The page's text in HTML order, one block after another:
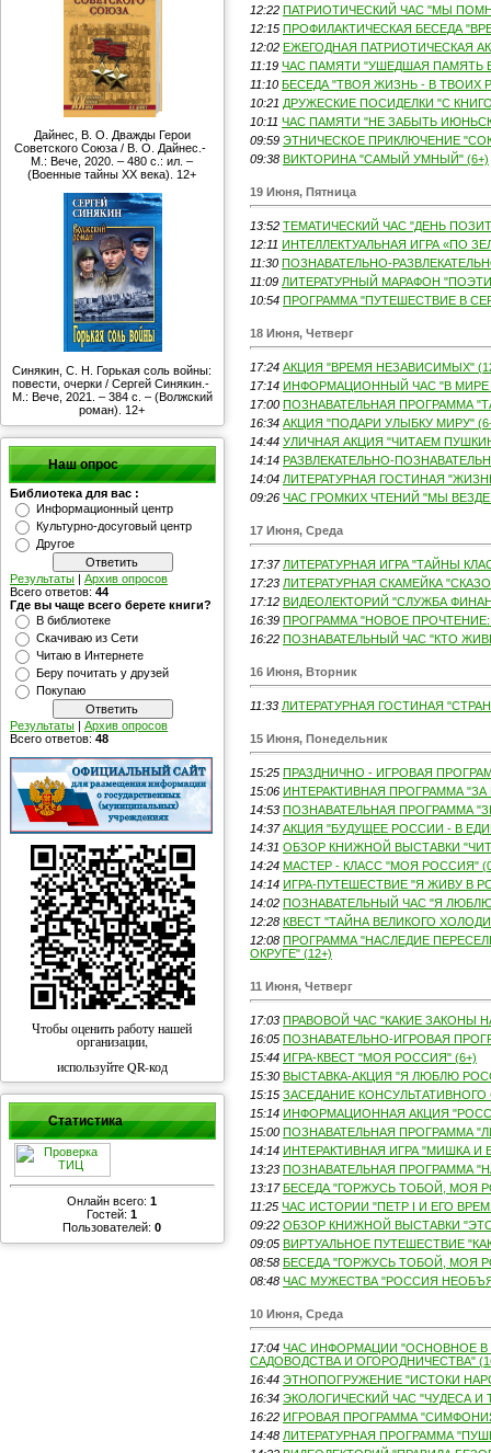
Дайнес, В. О. Дважды Герои
Советского Союза / В. О. Дайнес.-
М.: Вече, 2020. – 480 с.: ил. –
(Военные тайны ХХ века). 12+
Синякин, С. Н. Горькая соль войны:
повести, очерки / Сергей Синякин.-
М.: Вече, 2021. – 384 с. – (Волжский
роман). 12+
Наш опрос
Библиотека для вас :
Информационный центр
Культурно-досуговый центр
Другое
Результаты | Архив опросов
Всего ответов: 44
Где вы чаще всего берете книги?
В библиотеке
Скачиваю из Сети
Читаю в Интернете
Беру почитать у друзей
Покупаю
Результаты | Архив опросов
Всего ответов: 48
Чтобы оценить работу нашей
организации,
используйте QR-код
Статистика
Онлайн всего:1
Гостей:1
Пользователей:0
12:22 ПАТРИОТИЧЕСКИЙ ЧАС "МЫ
12:15 ПРОФИЛАКТИЧЕСКАЯ БЕСЕДА
12:02 ЕЖЕГОДНАЯ ПАТРИОТИЧЕСКАЯ
11:19 ЧАС ПАМЯТИ "УШЕДШАЯ ПАМЯТЬ
11:10 БЕСЕДА "ТВОЯ ЖИЗНЬ - В ТВОИХ
10:21 ДРУЖЕСКИЕ ПОСИДЕЛКИ "С
10:11 ЧАС ПАМЯТИ "НЕ ЗАБЫТЬ
09:59 ЭТНИЧЕСКОЕ ПРИКЛЮЧЕНИЕ
09:38 ВИКТОРИНА "САМЫЙ УМНЫЙ" (6+)
19 Июня, Пятница
13:52 ТЕМАТИЧЕСКИЙ ЧАС "ДЕНЬ
12:11 ИНТЕЛЛЕКТУАЛЬНАЯ ИГРА «ПО
11:30 ПОЗНАВАТЕЛЬНО-
11:09 ЛИТЕРАТУРНЫЙ МАРАФОН
10:54 ПРОГРАММА "ПУТЕШЕСТВИЕ В
18 Июня, Четверг
17:24 АКЦИЯ "ВРЕМЯ НЕЗАВИСИМЫХ"
17:14 ИНФОРМАЦИОННЫЙ ЧАС "В МИРЕ
17:00 ПОЗНАВАТЕЛЬНАЯ ПРОГРАММА
16:34 АКЦИЯ "ПОДАРИ УЛЫБКУ МИРУ"
14:44 УЛИЧНАЯ АКЦИЯ "ЧИТАЕМ
14:14 РАЗВЛЕКАТЕЛЬНО-
14:04 ЛИТЕРАТУРНАЯ ГОСТИНАЯ
09:26 ЧАС ГРОМКИХ ЧТЕНИЙ "МЫ
17 Июня, Среда
17:37 ЛИТЕРАТУРНАЯ ИГРА "ТАЙНЫ
17:23 ЛИТЕРАТУРНАЯ СКАМЕЙКА
17:12 ВИДЕОЛЕКТОРИЙ "СЛУЖБА
16:39 ПРОГРАММА "НОВОЕ ПРОЧТЕНИЕ:
16:22 ПОЗНАВАТЕЛЬНЫЙ ЧАС "КТО
16 Июня, Вторник
11:33 ЛИТЕРАТУРНАЯ ГОСТИНАЯ
15 Июня, Понедельник
15:25 ПРАЗДНИЧНО - ИГРОВАЯ
15:06 ИНТЕРАКТИВНАЯ ПРОГРАММА "ЗА
14:53 ПОЗНАВАТЕЛЬНАЯ ПРОГРАММА
14:37 АКЦИЯ "БУДУЩЕЕ РОССИИ - В
14:31 ОБЗОР КНИЖНОЙ ВЫСТАВКИ
14:24 МАСТЕР - КЛАСС "МОЯ РОССИЯ"
14:14 ИГРА-ПУТЕШЕСТВИЕ "Я ЖИВУ В
14:02 ПОЗНАВАТЕЛЬНЫЙ ЧАС "Я
12:28 КВЕСТ "ТАЙНА ВЕЛИКОГО
12:08 ПРОГРАММА "НАСЛЕДИЕ
ОКРУГЕ" (12+)
11 Июня, Четверг
17:03 ПРАВОВОЙ ЧАС "КАКИЕ ЗАКОНЫ
16:05 ПОЗНАВАТЕЛЬНО-ИГРОВАЯ
15:44 ИГРА-КВЕСТ "МОЯ РОССИЯ" (6+)
15:30 ВЫСТАВКА-АКЦИЯ "Я ЛЮБЛЮ
15:15 ЗАСЕДАНИЕ
15:14 ИНФОРМАЦИОННАЯ АКЦИЯ
15:00 ПОЗНАВАТЕЛЬНАЯ ПРОГРАММА
14:14 ИНТЕРАКТИВНАЯ ИГРА "МИШКА И
13:23 ПОЗНАВАТЕЛЬНАЯ ПРОГРАММА
13:17 БЕСЕДА "ГОРЖУСЬ ТОБОЙ, МОЯ
11:25 ЧАС ИСТОРИИ "ПЕТР I И ЕГО
09:22 ОБЗОР КНИЖНОЙ ВЫСТАВКИ
09:05 ВИРТУАЛЬНОЕ ПУТЕШЕСТВИЕ
08:58 БЕСЕДА "ГОРЖУСЬ ТОБОЙ, МОЯ
08:48 ЧАС МУЖЕСТВА "РОССИЯ
10 Июня, Среда
17:04 ЧАС ИНФОРМАЦИИ "ОСНОВНОЕ В
САДОВОДСТВА И ОГОРОДНИЧЕСТВА"
16:44 ЭТНОПОГРУЖЕНИЕ "ИСТОКИ
16:34 ЭКОЛОГИЧЕСКИЙ ЧАС "ЧУДЕСА И
16:22 ИГРОВАЯ ПРОГРАММА
14:48 ЛИТЕРАТУРНАЯ ПРОГРАММА